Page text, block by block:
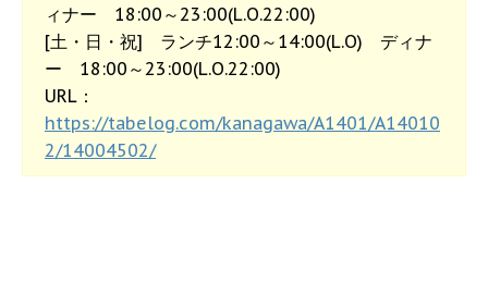
ィナー 18:00～23:00(L.O.22:00)
[土・日・祝] ランチ12:00～14:00(L.O) ディナ
ー 18:00～23:00(L.O.22:00)
URL：
https://tabelog.com/kanagawa/A1401/A14010
2/14004502/